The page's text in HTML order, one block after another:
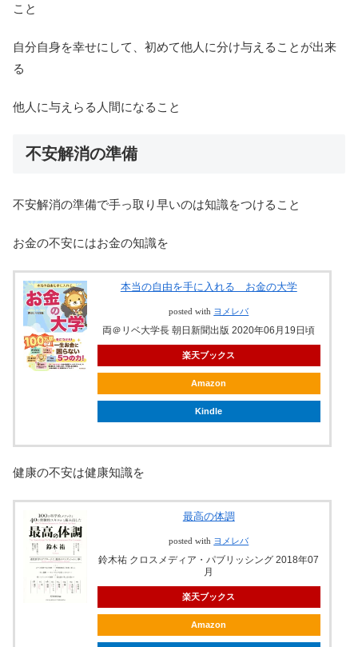
こと
自分自身を幸せにして、初めて他人に分け与えることが出来
る
他人に与えらる人間になること
不安解消の準備
不安解消の準備で手っ取り早いのは知識をつけること
お金の不安にはお金の知識を
本当の自由を手に入れる お金の大学
posted with ヨメレバ
両＠リベ大学長 朝日新聞出版 2020年06月19日頃
楽天ブックス
Amazon
Kindle
健康の不安は健康知識を
最高の体調
posted with ヨメレバ
鈴木祐 クロスメディア・パブリッシング 2018年07
月
楽天ブックス
Amazon